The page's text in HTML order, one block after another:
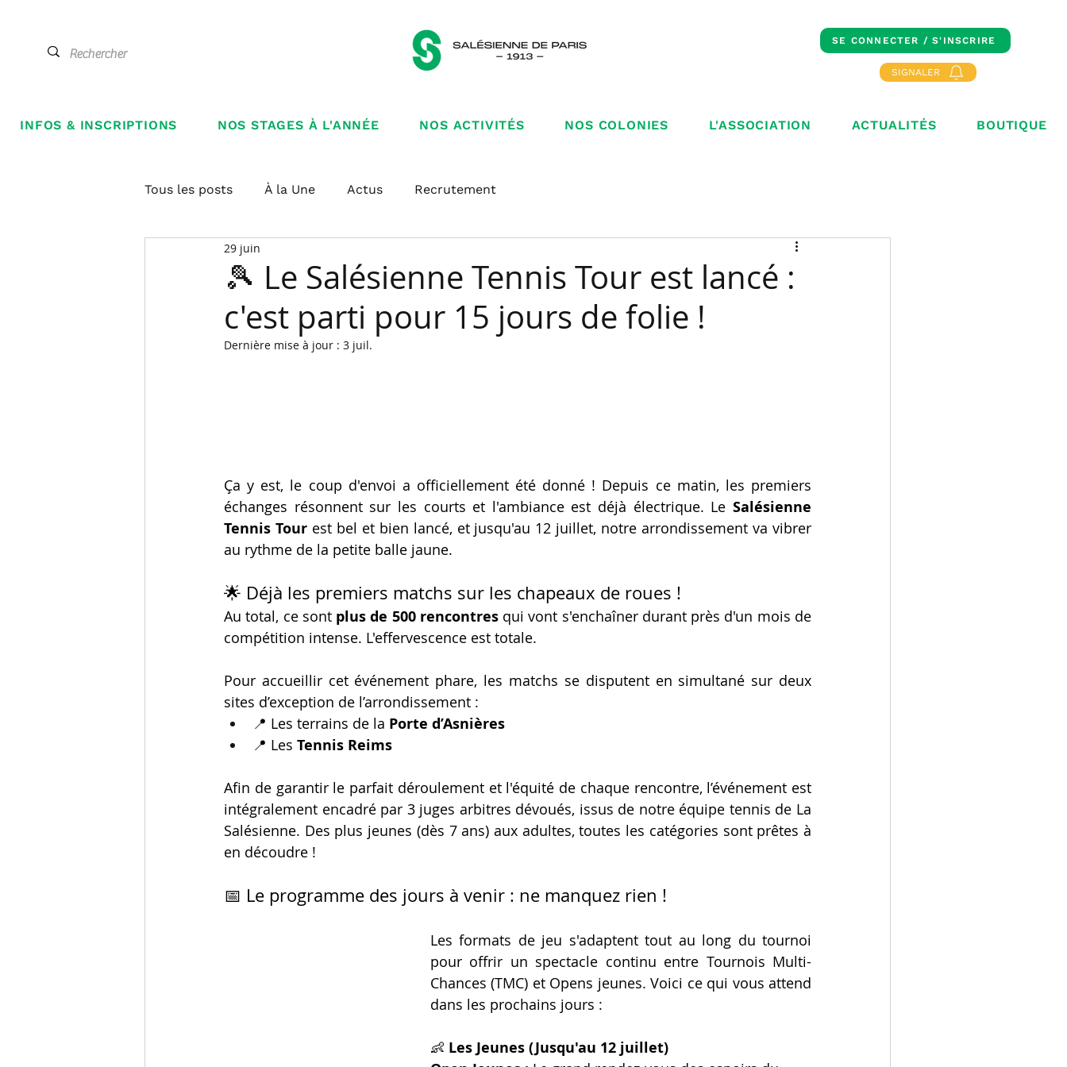
SE CONNECTER / S'INSCRIRE
SIGNALER
INFOS & INSCRIPTIONS NOS STAGES À L'ANNÉE NOS ACTIVITÉS NOS COLONIES L'ASSOCIATION ACTUALITÉS BOUTIQUE
Tous les posts À la Une Actus Recrutement
🎾 Le Salésienne Tennis Tour est lancé :
c'est parti pour 15 jours de folie !
29 juin
Dernière mise à jour : 3 juil.
Ça y est, le coup d'envoi a officiellement été donné ! Depuis ce matin, les premiers
échanges résonnent sur les courts et l'ambiance est déjà électrique. Le Salésienne
Tennis Tour est bel et bien lancé, et jusqu'au 12 juillet, notre arrondissement va vibrer
au rythme de la petite balle jaune.
🌟 Déjà les premiers matchs sur les chapeaux de roues !
Au total, ce sont plus de 500 rencontres qui vont s'enchaîner durant près d'un mois de
compétition intense. L'effervescence est totale.
Pour accueillir cet événement phare, les matchs se disputent en simultané sur deux
sites d’exception de l’arrondissement :
📍 Les terrains de la Porte d’Asnières
📍 Les Tennis Reims
Afin de garantir le parfait déroulement et l'équité de chaque rencontre, l’événement est
intégralement encadré par 3 juges arbitres dévoués, issus de notre équipe tennis de La
Salésienne. Des plus jeunes (dès 7 ans) aux adultes, toutes les catégories sont prêtes à
en découdre !
📅 Le programme des jours à venir : ne manquez rien !
Les formats de jeu s'adaptent tout au long du tournoi
pour offrir un spectacle continu entre Tournois Multi-
Chances (TMC) et Opens jeunes. Voici ce qui vous attend
dans les prochains jours :
👶 Les Jeunes (Jusqu'au 12 juillet)